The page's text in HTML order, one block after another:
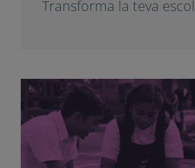
Transforma la teva